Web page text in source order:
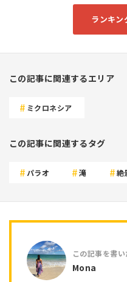
ランキン
この記事に関連するエリア
ミクロネシア
この記事に関連するタグ
パラオ 滝 絶
Mona